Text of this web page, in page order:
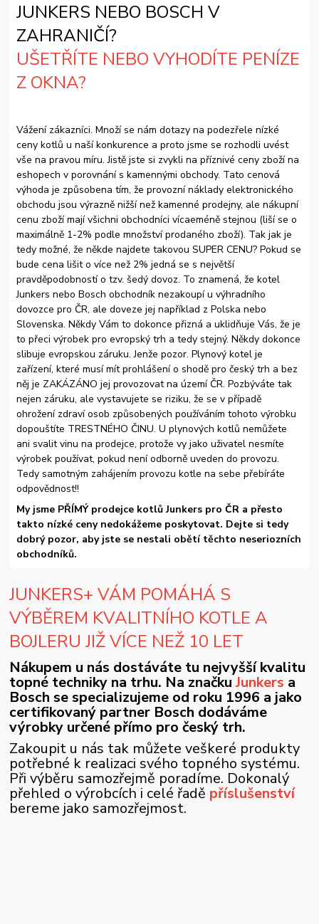
JUNKERS NEBO BOSCH V
ZAHRANIČÍ?
UŠETŘÍTE NEBO VYHODÍTE PENÍZE
Z OKNA?
Vážení zákazníci. Množí se nám dotazy na podezřele nízké
ceny kotlů u naší konkurence a proto jsme se rozhodli uvést
vše na pravou míru. Jistě jste si zvykli na příznivé ceny zboží na
eshopech v porovnání s kamennými obchody. Tato cenová
výhoda je způsobena tím, že provozní náklady elektronického
obchodu jsou výrazně nižší než kamenné prodejny, ale nákupní
cenu zboží mají všichni obchodníci vícaeméně stejnou (liší se o
maximálně 1-2% podle množství prodaného zboží). Tak jak je
tedy možné, že někde najdete takovou SUPER CENU? Pokud se
bude cena lišit o více než 2% jedná se s největší
pravděpodobností o tzv. šedý dovoz. To znamená, že kotel
Junkers nebo Bosch obchodník nezakoupí u výhradního
dovozce pro ČR, ale doveze jej například z Polska nebo
Slovenska. Někdy Vám to dokonce přizná a uklidňuje Vás, že je
to přeci výrobek pro evropský trh a tedy stejný. Někdy dokonce
slibuje evropskou záruku. Jenže pozor. Plynový kotel je
zařízení, které musí mít prohlášení o shodě pro český trh a bez
něj je ZAKÁZÁNO jej provozovat na území ČR. Pozbýváte tak
nejen záruku, ale vystavujete se riziku, že se v případě
ohrožení zdraví osob způsobených používáním tohoto výrobku
dopouštíte TRESTNÉHO ČINU. U plynových kotlů nemůžete
ani svalit vinu na prodejce, protože vy jako uživatel nesmíte
výrobek používat, pokud není odborně uveden do provozu.
Tedy samotným zahájením provozu kotle na sebe přebíráte
odpovědnost!!
My jsme PŘÍMÝ prodejce kotlů Junkers pro ČR a přesto
takto nízké ceny nedokážeme poskytovat. Dejte si tedy
dobrý pozor, aby jste se nestali obětí těchto neseriozních
obchodníků.
JUNKERS+ VÁM POMÁHÁ S
VÝBĚREM KVALITNÍHO KOTLE A
BOJLERU JIŽ VÍCE NEŽ 10 LET
Nákupem u nás dostáváte tu nejvyšší kvalitu
topné techniky na trhu. Na značkuJunkers a
Bosch se specializujeme od roku 1996 a jako
certifikovaný partner Bosch dodáváme
výrobky určené přímo pro český trh.
Zakoupit u nás tak můžete veškeré produkty
potřebné k realizaci svého topného systému.
Při výběru samozřejmě poradíme. Dokonalý
přehled o výrobcích i celé řadě příslušenství
bereme jako samozřejmost.